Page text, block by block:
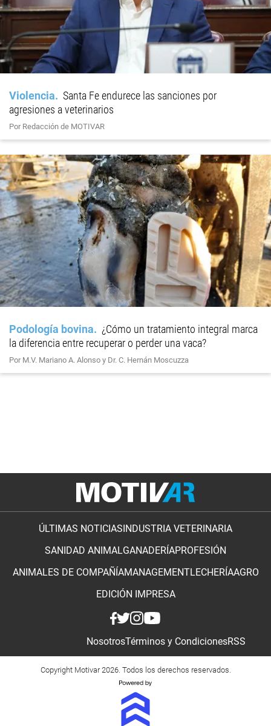
Violencia
Santa Fe endurece las sanciones por
agresiones a veterinarios
Por Redacción de MOTIVAR
Podología bovina
¿Cómo un tratamiento integral marca
la diferencia entre recuperar o perder una vaca?
Por M.V. Mariano A. Alonso y Dr. C. Hernán Moscuzza
ÚLTIMAS NOTICIAS INDUSTRIA VETERINARIA
SANIDAD ANIMALGANADERÍAPROFESIÓN
ANIMALES DE COMPAÑÍAMANAGEMENTLECHERÍAAGRO
EDICIÓN IMPRESA
NosotrosTérminos y CondicionesRSS
Copyright Motivar 2026. Todos los derechos reservados.